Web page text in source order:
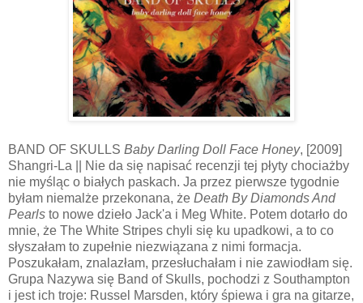
BAND OF SKULLS Baby Darling Doll Face Honey, [2009]
Shangri-La || Nie da się napisać recenzji tej płyty chociażby
nie myśląc o białych paskach. Ja przez pierwsze tygodnie
byłam niemalże przekonana, że Death By Diamonds And
Pearls to nowe dzieło Jack'a i Meg White. Potem dotarło do
mnie, że The White Stripes chyli się ku upadkowi, a to co
słyszałam to zupełnie niezwiązana z nimi formacja.
Poszukałam, znalazłam, przesłuchałam i nie zawiodłam się.
Grupa Nazywa się Band of Skulls, pochodzi z Southampton
i jest ich troje: Russel Marsden, który śpiewa i gra na gitarze,